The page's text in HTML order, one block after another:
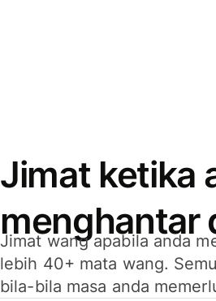
Jimat ketika
menghantar
Jimat wang apabila anda
lebih 40+ mata wang.
bila-bila masa anda